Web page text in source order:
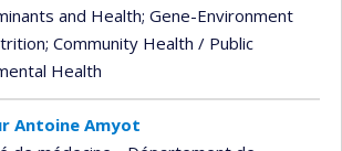
and Health; Gene-Environment
; Community Health / Public
Health
Antoine Amyot